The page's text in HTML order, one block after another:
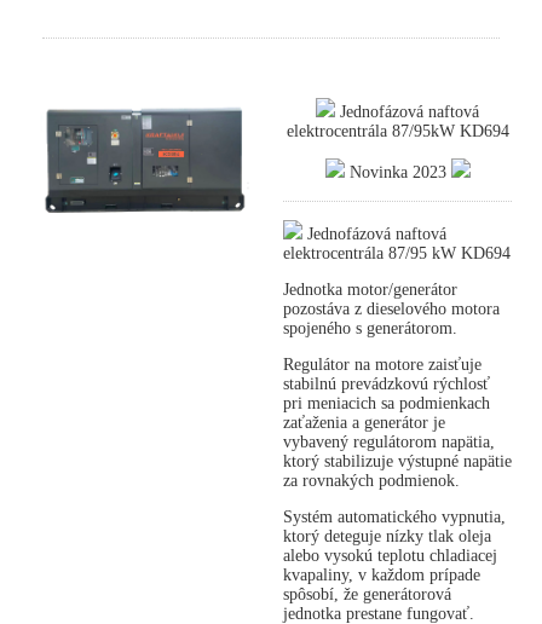
Jednofázová naftová
elektrocentrála 87/95kW KD694
Novinka 2023
Jednofázová naftová
elektrocentrála 87/95 kW KD694
Jednotka motor/generátor
pozostáva z dieselového motora
spojeného s generátorom.
Regulátor na motore zaisťuje
stabilnú prevádzkovú rýchlosť
pri meniacich sa podmienkach
zaťaženia a generátor je
vybavený regulátorom napätia,
ktorý stabilizuje výstupné napätie
za rovnakých podmienok.
Systém automatického vypnutia,
ktorý deteguje nízky tlak oleja
alebo vysokú teplotu chladiacej
kvapaliny, v každom prípade
spôsobí, že generátorová
jednotka prestane fungovať.